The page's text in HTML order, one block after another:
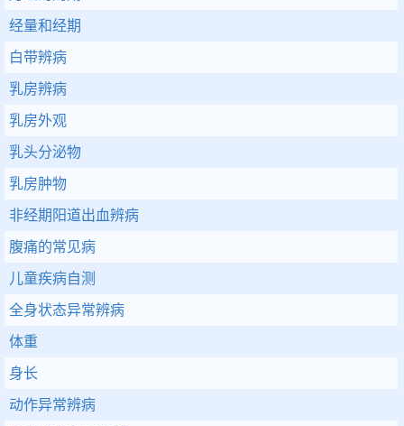
经量和经期
白带辨病
乳房辨病
乳房外观
乳头分泌物
乳房肿物
非经期阳道出血辨病
腹痛的常见病
儿童疾病自测
全身状态异常辨病
体重
身长
动作异常辨病